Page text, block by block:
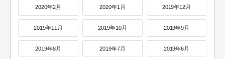
2020年2月 2020年1月 2019年12月
2019年11月 2019年10月 2019年9月
2019年8月 2019年7月 2019年6月